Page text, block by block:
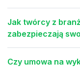
Jak twórcy z
zabezpieczają
Czy umowa na